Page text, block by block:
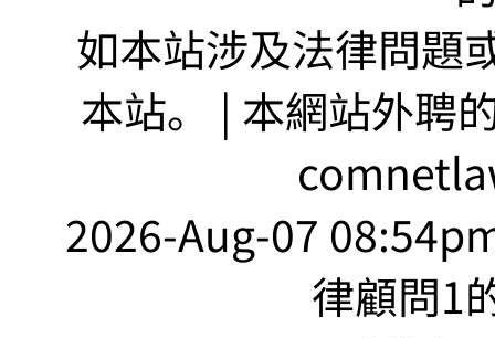
如本站涉及法律問題
本站。 | 本網站外聘
2026-Aug-07
律顧問1